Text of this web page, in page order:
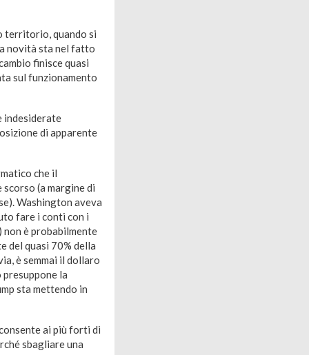
territorio, quando si
novità sta nel fatto
finisce quasi
sul funzionamento
indesiderate
di apparente
che il
(a margine di
Washington aveva
fare i conti con i
non è probabilmente
del quasi 70% della
è semmai il dollaro
la
sta mettendo in
ai più forti di
sbagliare una